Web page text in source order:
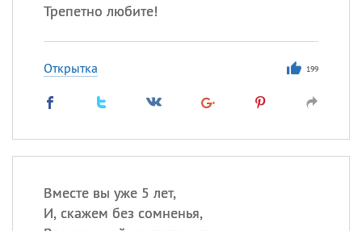
Трепетно любите!
Открытка 199
Вместе вы уже 5 лет,
И, скажем без сомненья,